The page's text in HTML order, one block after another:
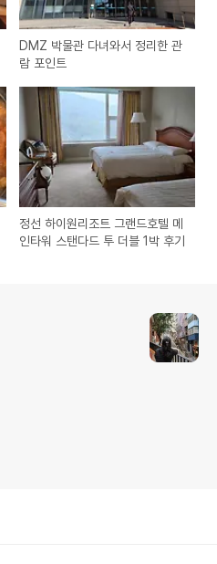
DMZ 박물관 다녀와서 정리한 관
람 포인트
정선 하이원리조트 그랜드호텔 메
인타워 스탠다드 투 더블 1박 후기